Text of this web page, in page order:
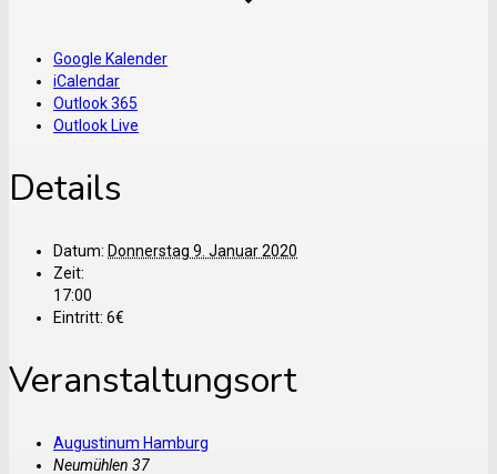
Google Kalender
iCalendar
Outlook 365
Outlook Live
Details
Datum: Donnerstag 9. Januar 2020
Zeit:
17:00
Eintritt: 6€
Veranstaltungsort
Augustinum Hamburg
Neumühlen 37